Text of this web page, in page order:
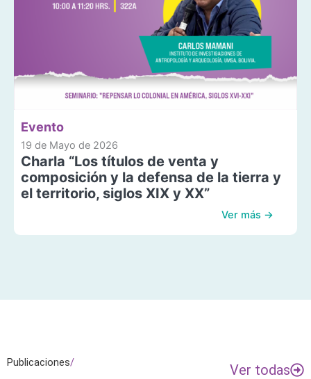
Evento
19 de Mayo de 2026
Charla “Los títulos de venta y
composición y la defensa de la tierra y
el territorio, siglos XIX y XX”
Ver más →
Publicaciones/ Ver todas